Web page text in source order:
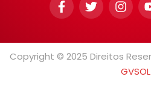
Copyright © 2025 Direitos
GVSOL